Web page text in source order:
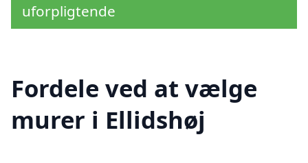
uforpligtende
Fordele ved at vælge
murer i Ellidshøj